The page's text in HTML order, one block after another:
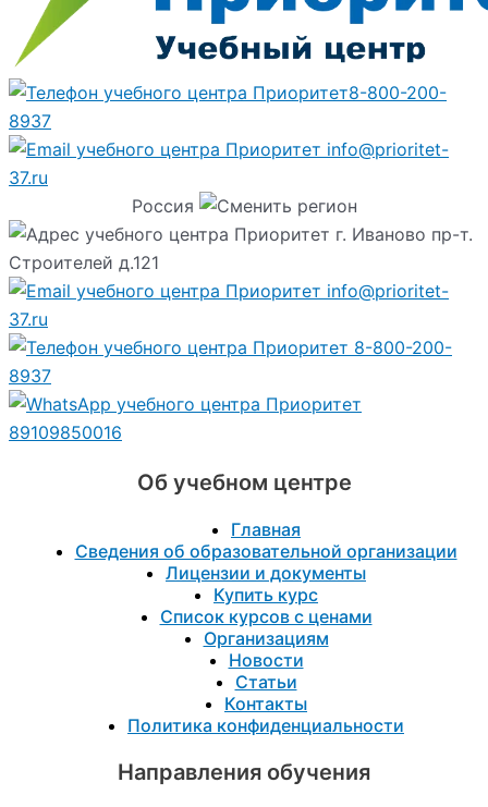
8-800-200-
8937
info@prioritet-
37.ru
Россия
г. Иваново пр-т.
Строителей д.121
info@prioritet-
37.ru
8-800-200-
8937
89109850016
Об учебном центре
Главная
Сведения об образовательной организации
Лицензии и документы
Купить курс
Список курсов с ценами
Организациям
Новости
Статьи
Контакты
Политика конфиденциальности
Направления обучения